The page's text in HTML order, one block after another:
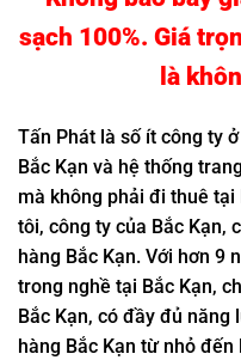
sạch 100%. Giá
là
Tấn Phát là số ít công ty
Bắc Kạn và hệ thống
mà không phải đi thuê
tôi, công ty của Bắc Kạn,
hàng Bắc Kạn. Với hơn 9
trong nghề tại Bắc Kạn,
Bắc Kạn, có đầy đủ năng
hàng Bắc Kạn từ nhỏ